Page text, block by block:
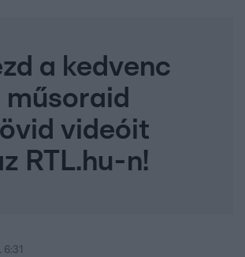
a kedvenc
műsoraid
videóit
RTL.hu-n!